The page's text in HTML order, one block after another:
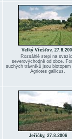
Velký Vřešťov,
Rozsáhlé stepi na
severovýchodně od obce.
suchých trávníků jsou
Agriotes gallicus.
Jeřičky, 27.8.2006